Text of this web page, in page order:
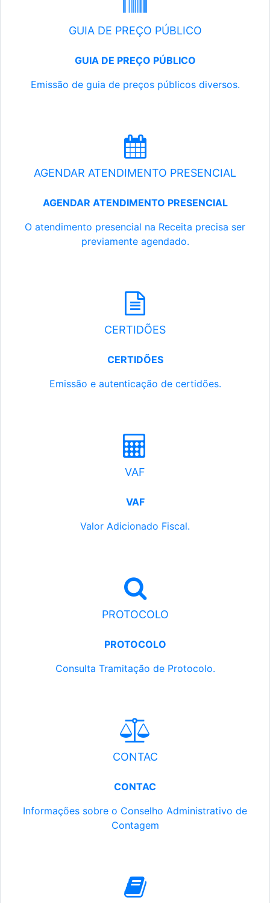
GUIA DE PREÇO PÚBLICO
GUIA DE PREÇO PÚBLICO
Emissão de guia de preços públicos diversos.
AGENDAR ATENDIMENTO PRESENCIAL
AGENDAR ATENDIMENTO PRESENCIAL
O atendimento presencial na Receita precisa ser
previamente agendado.
CERTIDÕES
CERTIDÕES
Emissão e autenticação de certidões.
VAF
VAF
Valor Adicionado Fiscal.
PROTOCOLO
PROTOCOLO
Consulta Tramitação de Protocolo.
CONTAC
CONTAC
Informações sobre o Conselho Administrativo de
Contagem